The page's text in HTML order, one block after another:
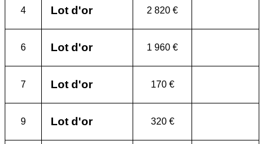
4 Lot d'or 2 820 €
6 Lot d'or 1 960 €
7 Lot d'or 170 €
9 Lot d'or 320 €